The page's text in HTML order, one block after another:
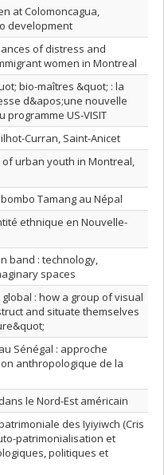
at Colomoncagua,
development
of distress and
women in Montreal
bio-maîtres &quot; : la
d&apos;une nouvelle
programme US-VISIT
Curran, Saint-Anicet
urban youth in Montreal,
Tamang au Népal
ethnique en Nouvelle-
band : technology,
spaces
: how a group of visual
and situate themselves
Sénégal : approche
anthropologique de la
le Nord-Est américain
des Iyiyiwch (Cris
patrimonialisation et
politiques et